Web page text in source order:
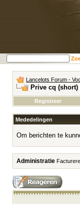
Lancelots Forum -
Prive cq
Registreer
Mededelingen
Om berichten te
Administratie